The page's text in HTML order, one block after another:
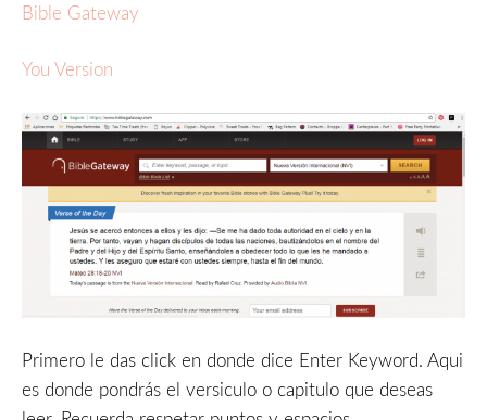
Bible Gateway
You Version
Primero le das click en donde dice Enter Keyword. Aqui
es donde pondrás el versiculo o capitulo que deseas